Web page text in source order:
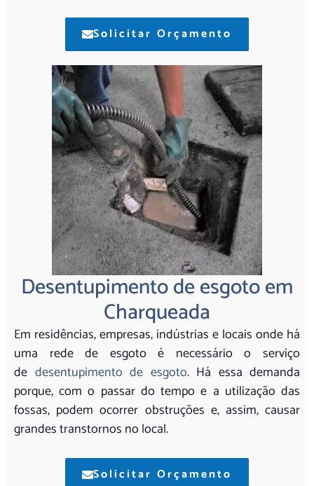
Solicitar Orçamento
Desentupimento de esgoto em
Charqueada
Em residências, empresas, indústrias e locais onde há
uma rede de esgoto é necessário o serviço
de desentupimento de esgoto. Há essa demanda
porque, com o passar do tempo e a utilização das
fossas, podem ocorrer obstruções e, assim, causar
grandes transtornos no local.
Solicitar Orçamento